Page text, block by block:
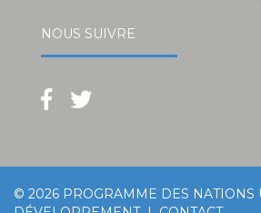
NOUS SUIVRE
© 2026 PROGRAMME DES NATIONS